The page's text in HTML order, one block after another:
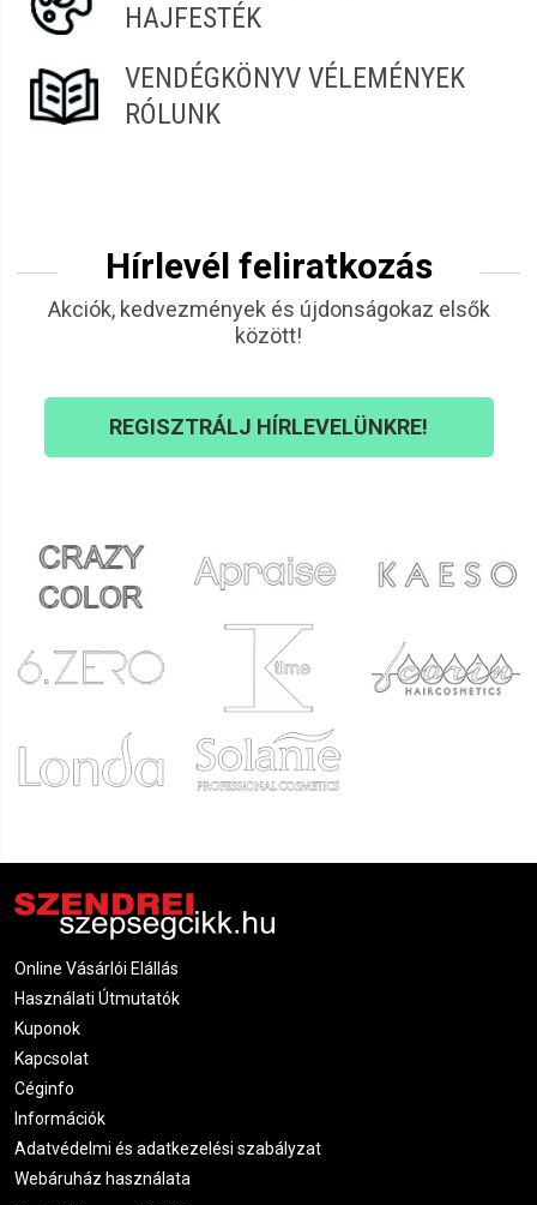
HAJFESTÉK
VENDÉGKÖNYV VÉLEMÉNYEK
RÓLUNK
Hírlevél feliratkozás
Akciók, kedvezmények és újdonságokaz elsők
között!
REGISZTRÁLJ HÍRLEVELÜNKRE!
Online Vásárlói Elállás
Használati Útmutatók
Kuponok
Kapcsolat
Céginfo
Információk
Adatvédelmi és adatkezelési szabályzat
Webáruház használata